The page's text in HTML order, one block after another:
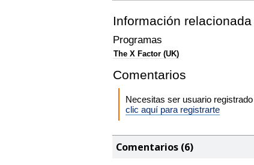
Información relacionada
Programas
The X Factor (UK)
Comentarios
Necesitas ser usuario
clic aquí para registrarte
Comentarios (6)